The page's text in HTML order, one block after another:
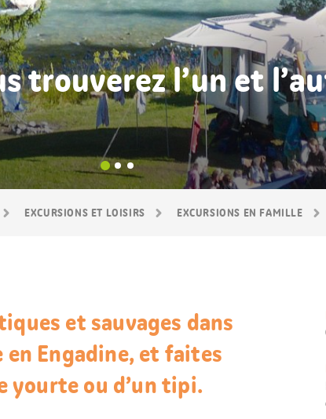
EXCURSIONS ET LOISIRS EXCURSIONS EN FAMILLE
trouverez l’un et
et sauvages dans
Engadine, et faites
yourte ou d’un tipi.